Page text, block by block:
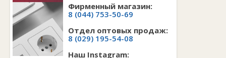
Фирменный магазин:
8 (044) 753-50-69
Отдел оптовых продаж:
8 (029) 195-54-08
Наш Instagram: